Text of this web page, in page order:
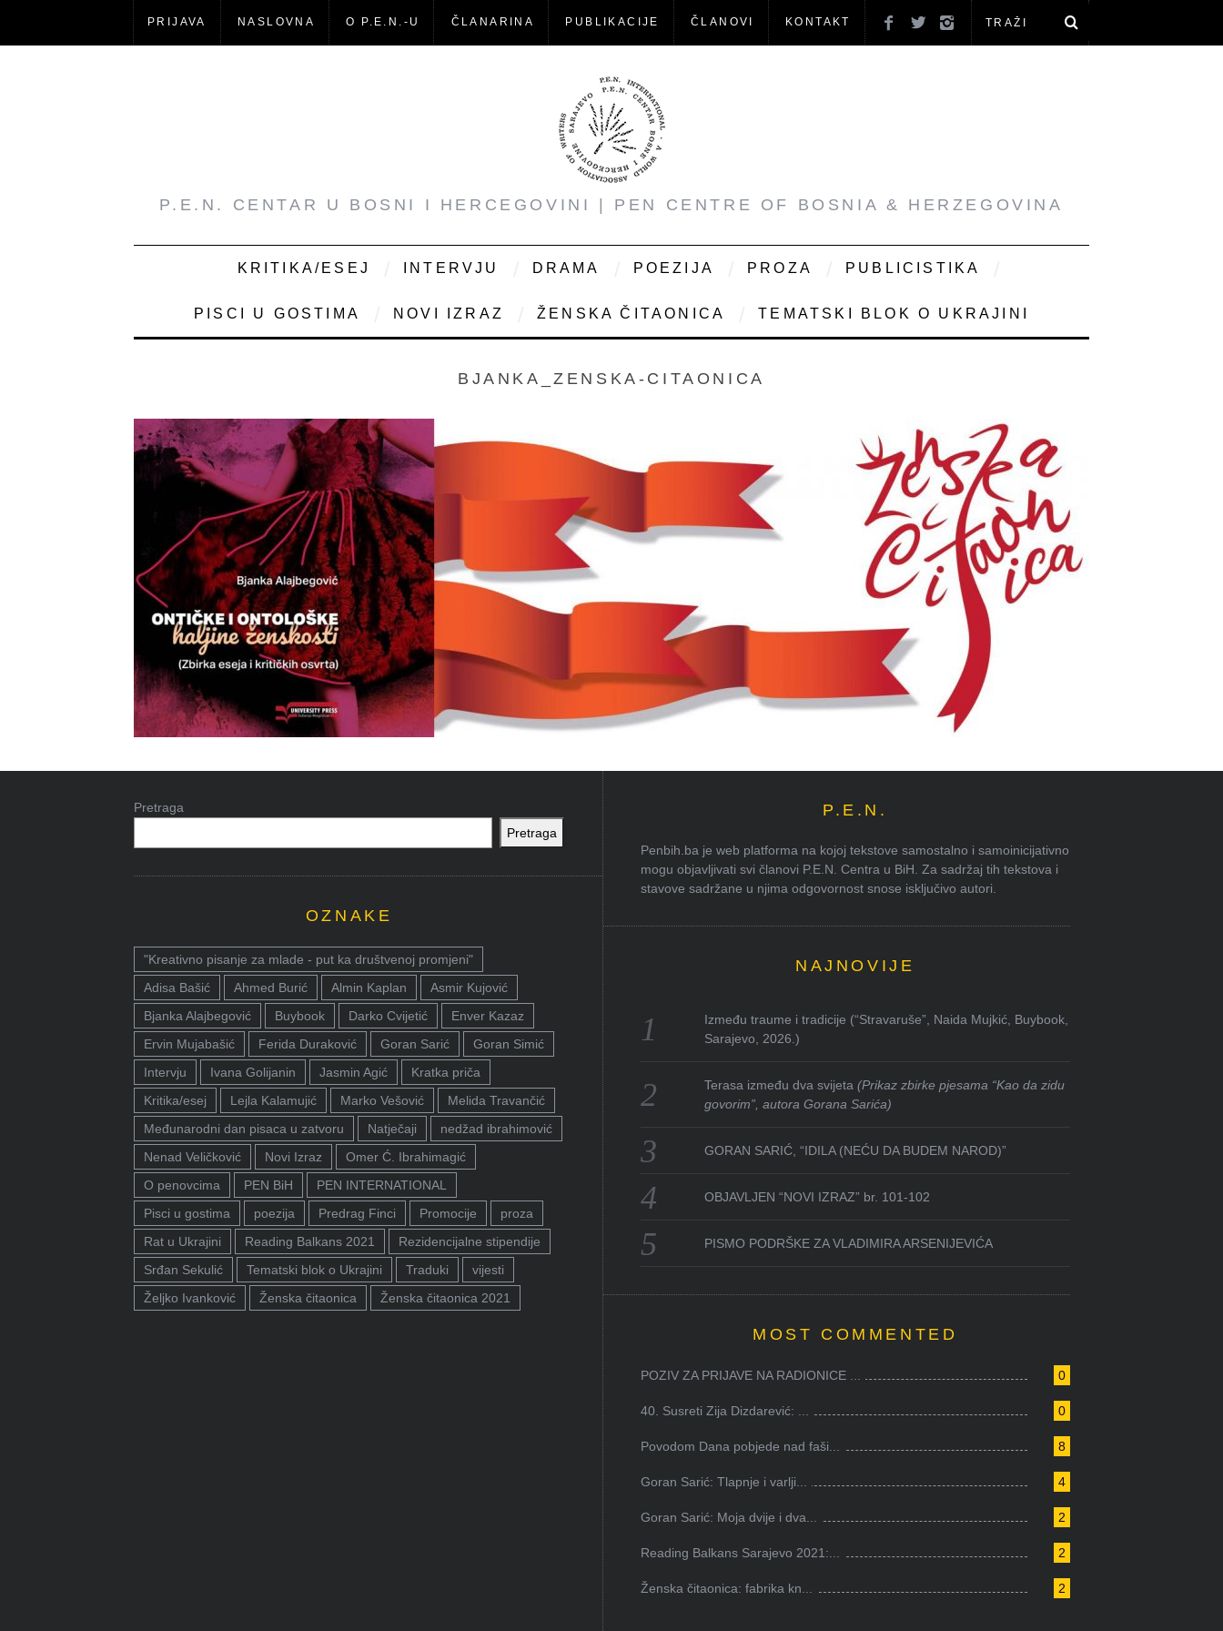
PRIJAVA NASLOVNA O P.E.N.-U ČLANARINA PUBLIKACIJE ČLANOVI KONTAKT
P.E.N. CENTAR U BOSNI I HERCEGOVINI | PEN CENTRE OF BOSNIA & HERZEGOVINA
KRITIKA/ESEJ INTERVJU DRAMA POEZIJA PROZA PUBLICISTIKA
PISCI U GOSTIMA NOVI IZRAZ ŽENSKA ČITAONICA TEMATSKI BLOK O UKRAJINI
BJANKA_ZENSKA-CITAONICA
Pretraga
Pretraga
OZNAKE
"Kreativno pisanje za mlade - put ka društvenoj promjeni"
Adisa Bašić
Ahmed Burić Almin Kaplan
Asmir Kujović
Bjanka Alajbegović
Buybook Darko Cvijetić
Enver Kazaz
Ervin Mujabašić
Ferida Duraković Goran Sarić
Goran Simić
Intervju
Ivana Golijanin Jasmin Agić
Kratka priča
Kritika/esej
Lejla Kalamujić Marko Vešović
Melida Travančić
Međunarodni dan pisaca u zatvoru
Natječaji
nedžad ibrahimović
Nenad Veličković
Novi Izraz
Omer Ć. Ibrahimagić
O penovcima
PEN BiH
PEN INTERNATIONAL
Pisci u gostima
poezija Predrag Finci Promocije
proza
Rat u Ukrajini
Reading Balkans 2021
Rezidencijalne stipendije
Srđan Sekulić
Tematski blok o Ukrajini Traduki
vijesti
Željko Ivanković
Ženska čitaonica Ženska čitaonica 2021
P.E.N.
Penbih.ba je web platforma na kojoj tekstove samostalno i samoinicijativno
mogu objavljivati svi članovi P.E.N. Centra u BiH. Za sadržaj tih tekstova i
stavove sadržane u njima odgovornost snose isključivo autori.
NAJNOVIJE
Između traume i tradicije (“Stravaruše”, Naida Mujkić, Buybook,
Sarajevo, 2026.)
Terasa između dva svijeta(Prikaz zbirke pjesama “Kao da zidu
govorim”, autora Gorana Sarića)
GORAN SARIĆ, “IDILA (NEĆU DA BUDEM NAROD)”
OBJAVLJEN “NOVI IZRAZ” br. 101-102
PISMO PODRŠKE ZA VLADIMIRA ARSENIJEVIĆA
MOST COMMENTED
0
POZIV ZA PRIJAVE NA RADIONICE ...
0
40. Susreti Zija Dizdarević: ...
8
Povodom Dana pobjede nad faši...
4
Goran Sarić: Tlapnje i varlji...
2
Goran Sarić: Moja dvije i dva...
2
Reading Balkans Sarajevo 2021:...
2
Ženska čitaonica: fabrika kn...